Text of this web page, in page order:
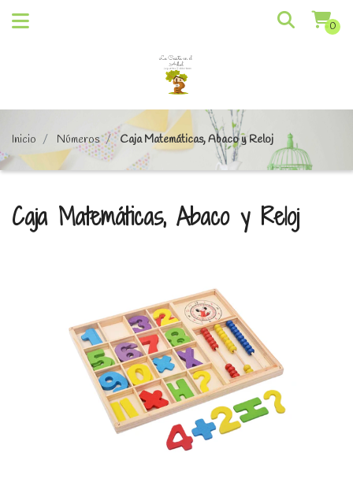
0
Inicio Números Caja Matemáticas, Abaco y Reloj
Caja Matemáticas, Abaco y Reloj